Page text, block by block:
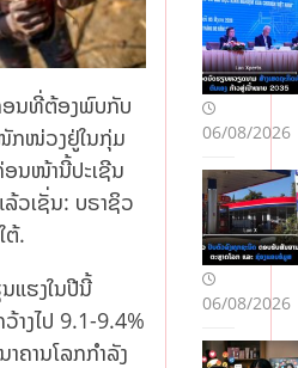
ອນທີ່ຕ້ອງພົບກັບ
ກໜ່ວງຢູ່ໃນກຸ່ມ
ອນໜ້ານີ້ປະເຊີນ
ວເຊັ່ນ: ບຣາຊິວ
ຕ້.
ແຮງໃນປີນີ້
າງໄປ 9.1-9.4%
ຄານໂລກກຳລັງ
ລະ
ດັບ
ນໍ້າ
ໃກ້
ແຕະ
ຈຸດ
ອັນ
ຕະ
ລາຍ
06/08/2026
06/08/2026